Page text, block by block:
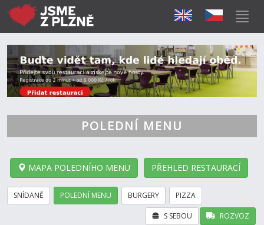
POLEDNÍ MENU
MAPA POLEDNÍHO MENU PŘEHLED RESTAURACÍ
SNÍDANĚ POLEDNÍ MENU BURGERY PIZZA
ROZVOZ
S SEBOU